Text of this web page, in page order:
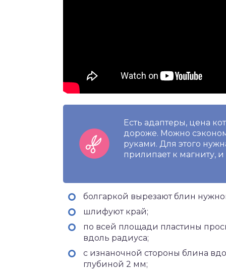
Есть адаптеры, цена
дороже. Можно
руками. Для этого
прилипает к магниту,
болгаркой вырезают блин
шлифуют край;
по всей площади пластины
вдоль радиуса;
с изнаночной стороны блина
глубиной 2 мм;